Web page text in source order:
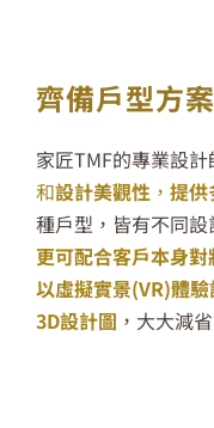
齊備戶型方
家匠TMF的專業設
和設計美觀性 ，提供
種戶型 ，皆有不同
更可配合客戶本身
以虛擬實景(VR)體
3D設計圖 ， 大大減